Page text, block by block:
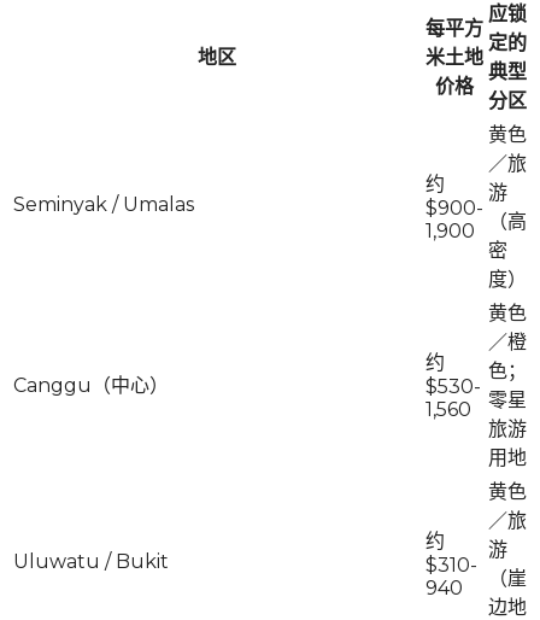
地区
每平方
米土地
价格
应锁
定的
典型
分区
Seminyak / Umalas
约
$900-
1,900
黄色
／旅
游
（高
密
度）
Canggu（中心）
约
$530-
1,560
黄色
／橙
色；
零星
旅游
用地
Uluwatu / Bukit
约
$310-
940
黄色
／旅
游
（崖
边地